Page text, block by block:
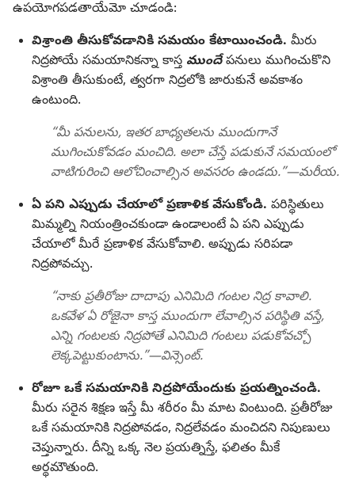
ఉపయోగపడతాయేమో చూడండి:
విశ్రాంతి తీసుకోవడానికి సమయం కేటాయించండి. మీరు
నిద్రపోయే సమయానికన్నా కాస్త ముందేపనులు ముగించుకొని
విశ్రాంతి తీసుకుంటే, త్వరగా నిద్రలోకి జారుకునే అవకాశం
ఉంటుంది.
“మీ పనులను, ఇతర బాధ్యతలను ముందుగానే
ముగించుకోవడం మంచిది. అలా చేస్తే పడుకునే సమయంలో
వాటిగురించి ఆలోచించాల్సిన అవసరం ఉండదు.”—మరీయ.
ఏ పని ఎప్పుడు చేయాలో ప్రణాళిక వేసుకోండి. పరిస్థితులు
మిమ్మల్ని నియంత్రించకుండా ఉండాలంటే ఏ పని ఎప్పుడు
చేయాలో మీరే ప్రణాళిక వేసుకోవాలి. అప్పుడు సరిపడా
నిద్రపోవచ్చు.
“నాకు ప్రతీరోజు దాదాపు ఎనిమిది గంటల నిద్ర కావాలి.
ఒకవేళ ఏ రోజైనా కాస్త ముందుగా లేవాల్సిన పరిస్థితి వస్తే,
ఎన్ని గంటలకు నిద్రపోతే ఎనిమిది గంటలు పడుకోవచ్చో
లెక్కపెట్టుకుంటాను.”—విన్సెంట్‌.
రోజూ ఒకే సమయానికి నిద్రపోయేందుకు ప్రయత్నించండి.
మీరు సరైన శిక్షణ ఇస్తే మీ శరీరం మీ మాట వింటుంది. ప్రతీరోజు
ఒకే సమయానికి నిద్రపోవడం, నిద్రలేవడం మంచిదని నిపుణులు
చెప్తున్నారు. దీన్ని ఒక్క నెల ప్రయత్నిస్తే, ఫలితం మీకే
అర్థమౌతుంది.